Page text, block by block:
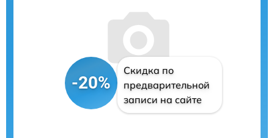
-20%
Скидка по
предварительной
записи на сайте